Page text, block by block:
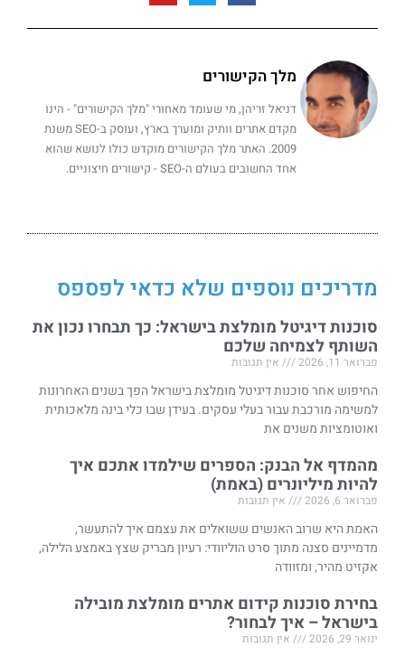
מלך הקישורים
דניאל זריהן, מי שעומד מאחורי "מלך הקישורים" - הינו
מקדם אתרים וותיק ומוערך בארץ, ועוסק ב-SEO משנת
2009. האתר מלך הקישורים מוקדש כולו לנושא שהוא
אחד החשובים בעולם ה-SEO - קישורים חיצוניים.
מדריכים נוספים שלא כדאי לפספס
סוכנות דיגיטל מומלצת בישראל: כך תבחרו נכון את
השותף לצמיחה שלכם
פברואר 11, 2026 אין תגובות
החיפוש אחר סוכנות דיגיטל מומלצת בישראל הפך בשנים האחרונות
למשימה מורכבת עבור בעלי עסקים. בעידן שבו כלי בינה מלאכותית
ואוטומציות משנים את
מהמדף אל הבנק: הספרים שילמדו אתכם איך
להיות מיליונרים (באמת)
פברואר 6, 2026 אין תגובות
האמת היא שרוב האנשים ששואלים את עצמם איך להתעשר,
מדמיינים סצנה מתוך סרט הוליוודי: רעיון מבריק שצץ באמצע הלילה,
אקזיט מהיר, ומזוודה
בחירת סוכנות קידום אתרים מומלצת מובילה
בישראל – איך לבחור?
ינואר 29, 2026 אין תגובות